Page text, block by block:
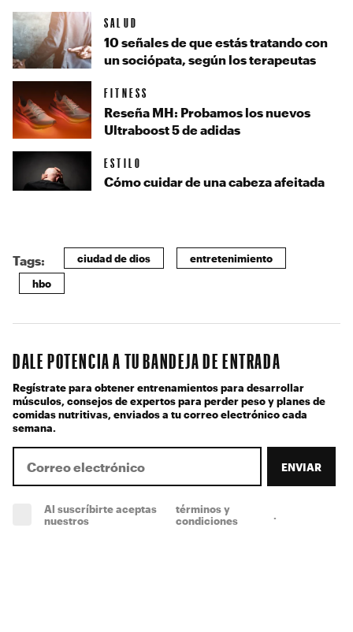
SALUD
10 señales de que estás tratando con
un sociópata, según los terapeutas
FITNESS
Reseña MH: Probamos los nuevos
Ultraboost 5 de adidas
ESTILO
Cómo cuidar de una cabeza afeitada
Tags: ciudad de dios entretenimiento
hbo
DALE POTENCIA A TU BANDEJA DE ENTRADA
Regístrate para obtener entrenamientos para desarrollar
músculos, consejos de expertos para perder peso y planes de
comidas nutritivas, enviados a tu correo electrónico cada
semana.
ENVIAR
Al suscríbirte aceptas
nuestros
términos y
condiciones